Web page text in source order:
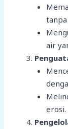
air
erosi.